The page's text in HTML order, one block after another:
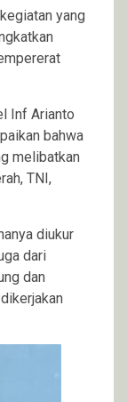
yang
Inf Arianto
bahwa
melibatkan
TNI,
diukur
dari
dan